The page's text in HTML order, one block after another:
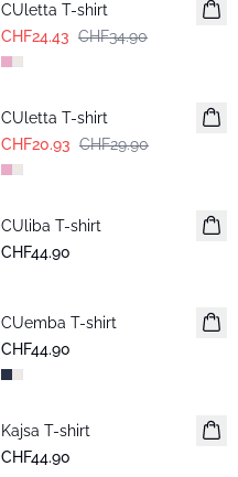
CUletta T-shirt
CHF24.43 CHF34.90
-30%
CUletta T-shirt
CHF20.93 CHF29.90
Neuheiten
CUliba T-shirt
CHF44.90
Neuheiten
CUemba T-shirt
CHF44.90
Kajsa T-shirt
CHF44.90